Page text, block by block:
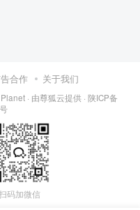
合作 关于我们
· 由尊狐云提供 · 陕ICP备
码加微信